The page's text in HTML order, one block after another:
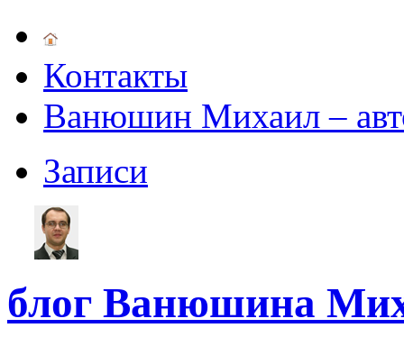
Контакты
Ванюшин Михаил –
Записи
блог Ванюшина